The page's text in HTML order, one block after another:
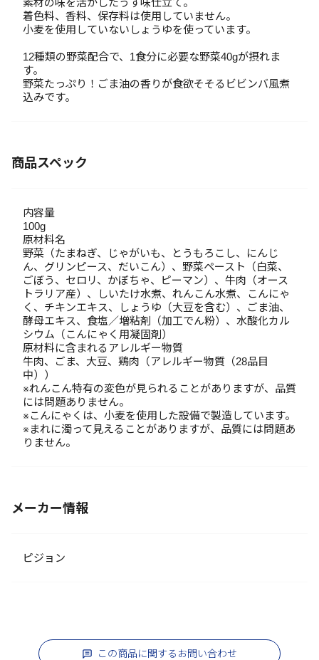
素材の味を活かしたうす味仕立て。
着色料、香料、保存料は使用していません。
小麦を使用していないしょうゆを使っています。
12種類の野菜配合で、1食分に必要な野菜40gが摂れま
す。
野菜たっぷり！ごま油の香りが食欲そそるビビンバ風煮
込みです。
商品スペック
内容量
100g
原材料名
野菜（たまねぎ、じゃがいも、とうもろこし、にんじ
ん、グリンピース、だいこん）、野菜ペースト（白菜、
ごぼう、セロリ、かぼちゃ、ピーマン）、牛肉（オース
トラリア産）、しいたけ水煮、れんこん水煮、こんにゃ
く、チキンエキス、しょうゆ（大豆を含む）、ごま油、
酵母エキス、食塩／増粘剤（加工でん粉）、水酸化カル
シウム（こんにゃく用凝固剤）
原材料に含まれるアレルギー物質
牛肉、ごま、大豆、鶏肉（アレルギー物質（28品目
中））
※れんこん特有の変色が見られることがありますが、品質
には問題ありません。
※こんにゃくは、小麦を使用した設備で製造しています。
※まれに濁って見えることがありますが、品質には問題あ
りません。
メーカー情報
ピジョン
この商品に関するお問い合わせ